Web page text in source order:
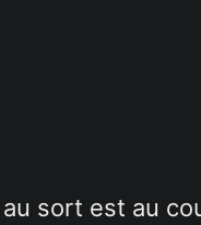
sort est au